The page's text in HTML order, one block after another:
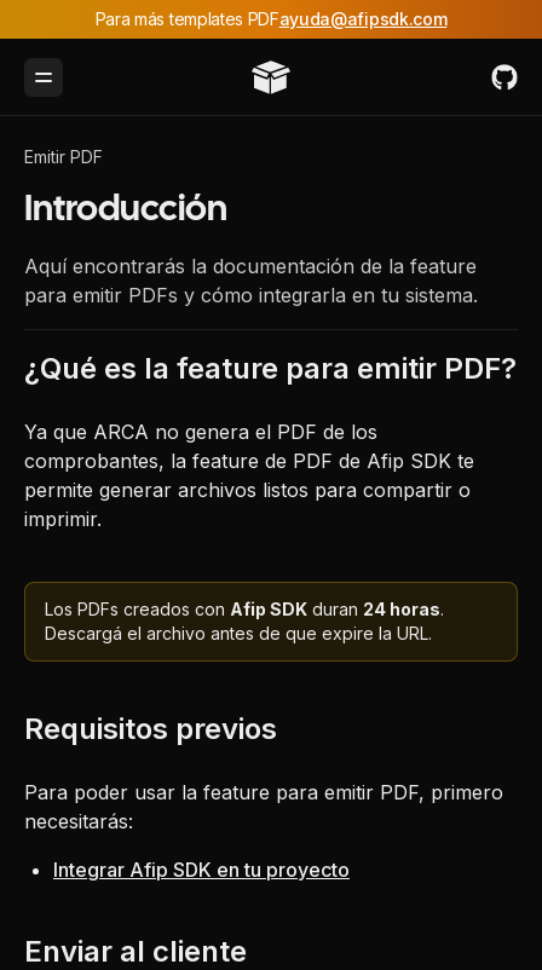
Para más templates PDFayuda@afipsdk.com
Toggle Menu
Emitir PDF
Introducción
Aquí encontrarás la documentación de la feature
para emitir PDFs y cómo integrarla en tu sistema.
¿Qué es la feature para emitir PDF?
Ya que ARCA no genera el PDF de los
comprobantes, la feature de PDF de Afip SDK te
permite generar archivos listos para compartir o
imprimir.
Los PDFs creados con Afip SDK duran 24 horas.
Descargá el archivo antes de que expire la URL.
Requisitos previos
Para poder usar la feature para emitir PDF, primero
necesitarás:
Integrar Afip SDK en tu proyecto
Enviar al cliente